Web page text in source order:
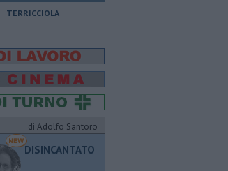
TERRICCIOLA
di Adolfo Santoro
DISINCANTATO